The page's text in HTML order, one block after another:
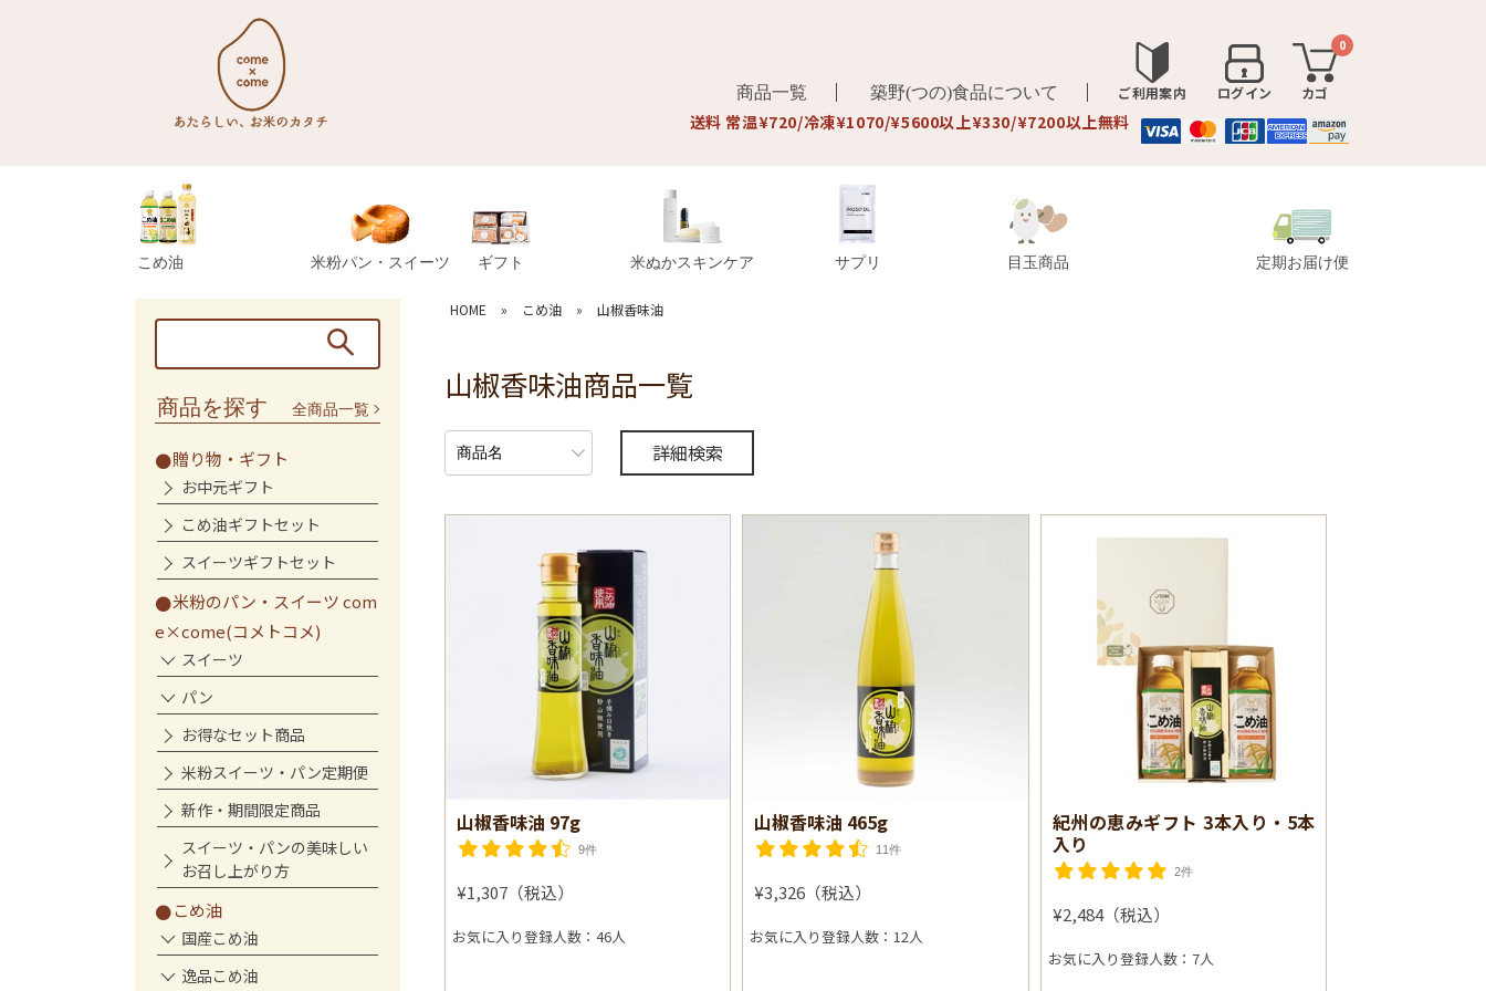
商品一覧 築野(つの)食品について ご利用案内 ログイン カゴ
0
送料 常温¥720/冷凍¥1070/¥5600以上¥330/¥7200以上無料
こめ油 米粉パン・スイーツ ギフト 米ぬかスキンケア サプリ 目玉商品 定期お届け便
商品を探す 全商品一覧
贈り物・ギフト
お中元ギフト
こめ油ギフトセット
スイーツギフトセット
米粉のパン・スイーツ com
e×come(コメトコメ)
スイーツ
パン
お得なセット商品
米粉スイーツ・パン定期便
新作・期間限定商品
スイーツ・パンの美味しい
お召し上がり方
こめ油
国産こめ油
逸品こめ油
HOME » こめ油 » 山椒香味油
山椒香味油商品一覧
詳細検索
山椒香味油 97g
9件
¥1,307（税込）
お気に入り登録人数：46人
山椒香味油 465g
11件
¥3,326（税込）
お気に入り登録人数：12人
紀州の恵みギフト 3本入り・5本
入り
2件
¥2,484（税込）
お気に入り登録人数：7人